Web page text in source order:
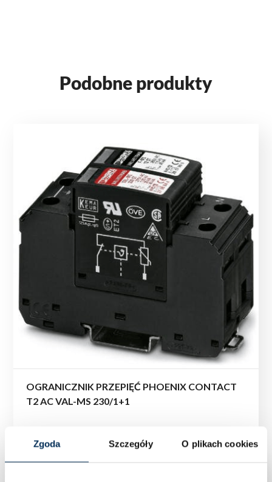
Zgoda Szczegóły O plikach cookies
Podobne produkty
OGRANICZNIK PRZEPIĘĆ PHOENIX CONTACT
T2 AC VAL-MS 230/1+1